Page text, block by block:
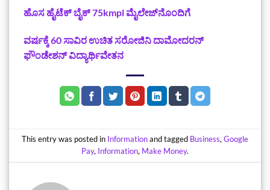
ಹೊಸ ಹೈಟೆಕ್‌ ಬೈಕ್ 75kmpl ಮೈಲೇಜ್‌ನೊಂದಿಗೆ
ವರ್ಷಕ್ಕೆ 60 ಸಾವಿರ ಉಚಿತ ಸರೋಜಿನಿ ದಾಮೋದರನ್
ಫೌಂಡೇಶನ್ ವಿದ್ಯಾರ್ಥಿವೇತನ
This entry was posted in Informationand tagged Business, Google
Pay, Information, Make Money.